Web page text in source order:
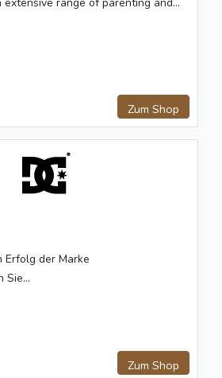
range of parenting and...
Zum Shop
Erfolg der Marke
Sie...
Zum Shop